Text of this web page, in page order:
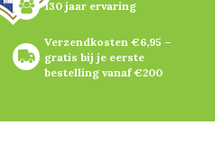
130 jaar ervaring
Verzendkosten €6,95 –
gratis bij je eerste
bestelling vanaf €200